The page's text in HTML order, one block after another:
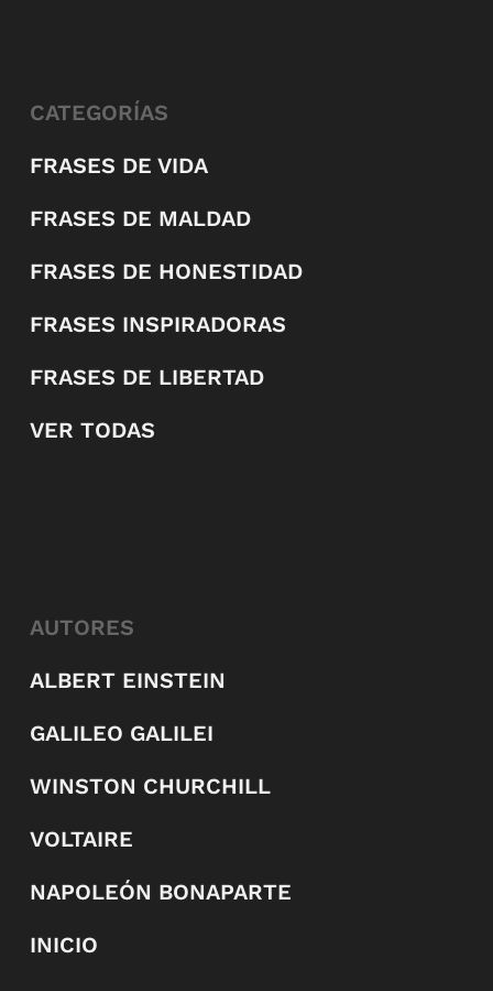
CATEGORÍAS
FRASES DE VIDA
FRASES DE MALDAD
FRASES DE HONESTIDAD
FRASES INSPIRADORAS
FRASES DE LIBERTAD
VER TODAS
AUTORES
ALBERT EINSTEIN
GALILEO GALILEI
WINSTON CHURCHILL
VOLTAIRE
NAPOLEÓN BONAPARTE
INICIO